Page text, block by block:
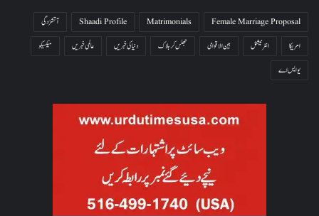
Female Marriage Proposal
Matrimonials
Shaadi Profile
آتشزدگی
امریکا
انٹرنیشنل بین الاقوامی جھلس کر ہلاک دنیا کی خبریں عالمی خبریں
میکسیکو
یو ایس اے